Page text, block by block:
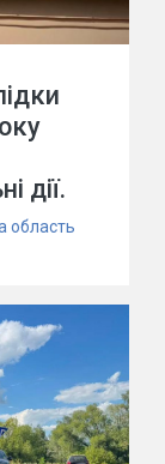
дії.
область